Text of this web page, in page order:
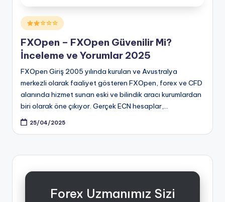
Posted
in
☆☆☆
FXOpen – FXOpen Güvenilir Mi?
İnceleme ve Yorumlar 2025
FXOpen Giriş 2005 yılında kurulan ve Avustralya
merkezli olarak faaliyet gösteren FXOpen, forex ve CFD
alanında hizmet sunan eski ve bilindik aracı kurumlardan
biri olarak öne çıkıyor. Gerçek ECN hesaplar,…
25/04/2025
Forex Uzmanımız Sizi